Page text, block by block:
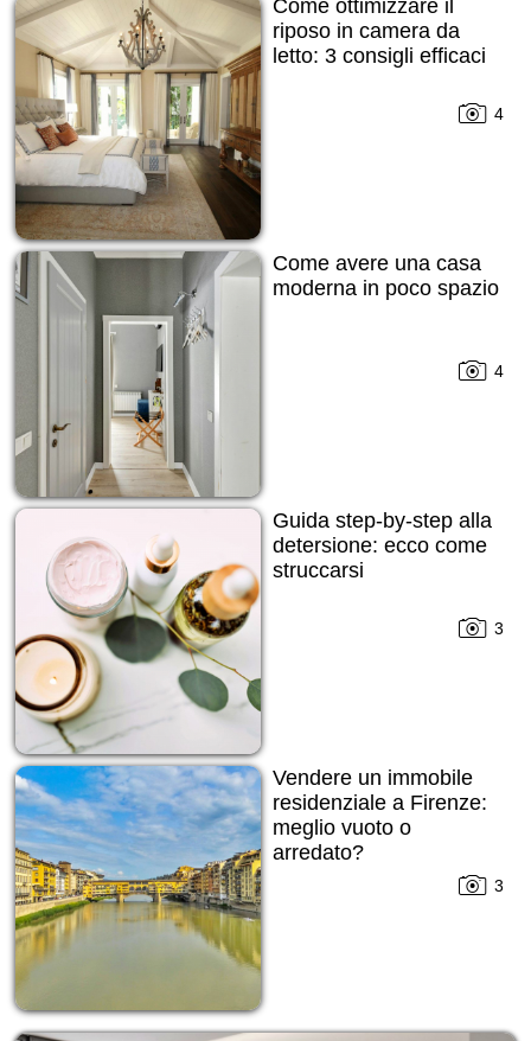
Come ottimizzare il
riposo in camera da
letto: 3 consigli efficaci
4
Come avere una casa
moderna in poco spazio
4
Guida step-by-step alla
detersione: ecco come
struccarsi
3
Vendere un immobile
residenziale a Firenze:
meglio vuoto o
arredato?
3